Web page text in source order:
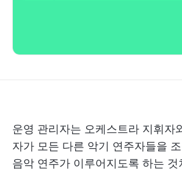
운영 관리자는 오케스트라 지휘자
자가 모든 다른 악기 연주자들을
음악 연주가 이루어지도록 하는 것